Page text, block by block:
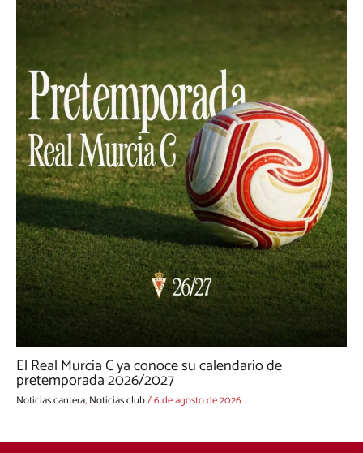
El Real Murcia C ya conoce su calendario de
pretemporada 2026/2027
Noticias cantera,Noticias club/6 de agosto de 2026